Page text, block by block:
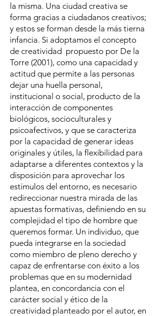
la misma. Una ciudad creativa se
forma gracias a ciudadanos creativos;
y estos se forman desde la más tierna
infancia. Si adoptamos el concepto
de creatividad propuesto por De la
Torre (2001), como una capacidad y
actitud que permite a las personas
dejar una huella personal,
institucional o social, producto de la
interacción de componentes
biológicos, socioculturales y
psicoafectivos, y que se caracteriza
por la capacidad de generar ideas
originales y útiles, la flexibilidad para
adaptarse a diferentes contextos y la
disposición para aprovechar los
estímulos del entorno, es necesario
redireccionar nuestra mirada de las
apuestas formativas, definiendo en su
complejidad el tipo de hombre que
queremos formar. Un individuo, que
pueda integrarse en la sociedad
como miembro de pleno derecho y
capaz de enfrentarse con éxito a los
problemas que en su modernidad
plantea, en concordancia con el
carácter social y ético de la
creatividad planteado por el autor, en